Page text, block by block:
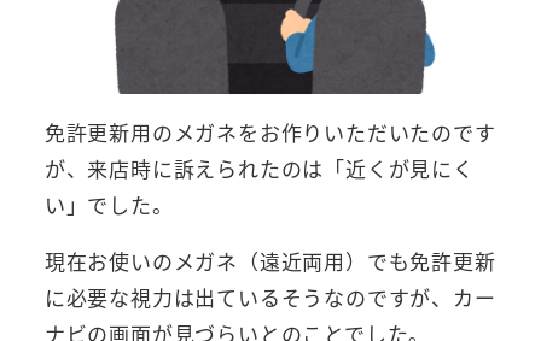
免許更新用のメガネをお作りいただいたのです
が、来店時に訴えられたのは「近くが見にく
い」でした。
現在お使いのメガネ（遠近両用）でも免許更新
に必要な視力は出ているそうなのですが、カー
ナビの画面が見づらいとのことでした。